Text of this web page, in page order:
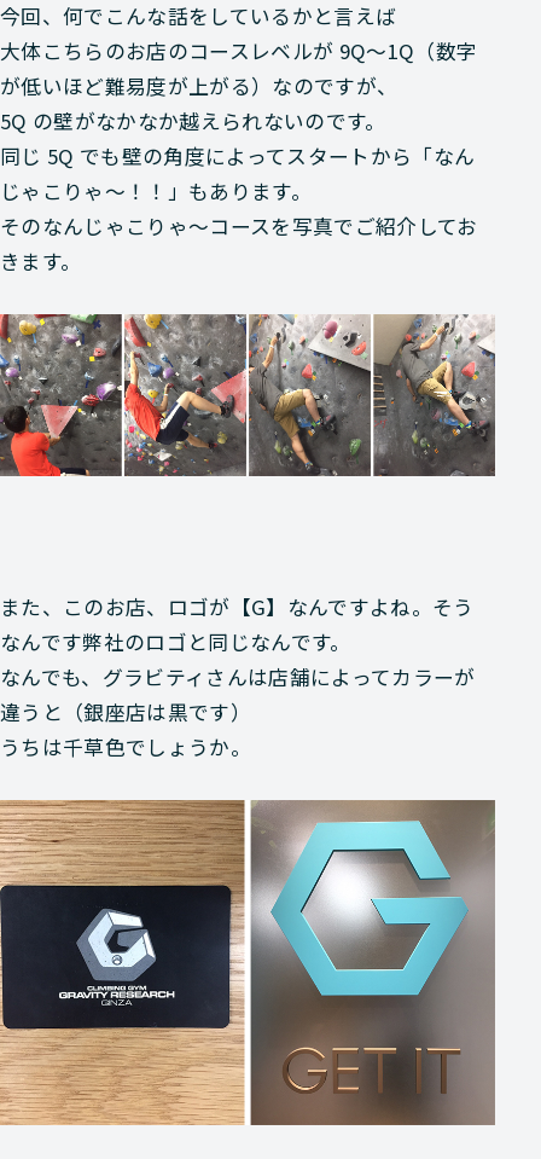
今回、何でこんな話をしているかと言えば
大体こちらのお店のコースレベルが 9Q～1Q （数字
が低いほど難易度が上がる）なのですが、
5Q の壁がなかなか越えられないのです。
同じ 5Q でも壁の角度によってスタートから 「なん
じゃこりゃ～！！」 もあります。
そのなんじゃこりゃ～コースを写真でご紹介してお
きます。
また、このお店、ロゴが【G】なんですよね。そう
なんです弊社のロゴと同じなんです。
なんでも、グラビティさんは店舗によってカラーが
違うと（銀座店は黒です）
うちは千草色でしょうか。